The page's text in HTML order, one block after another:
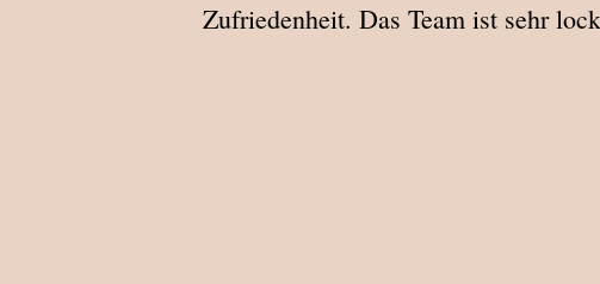
Zufriedenheit. Das Team ist sehr